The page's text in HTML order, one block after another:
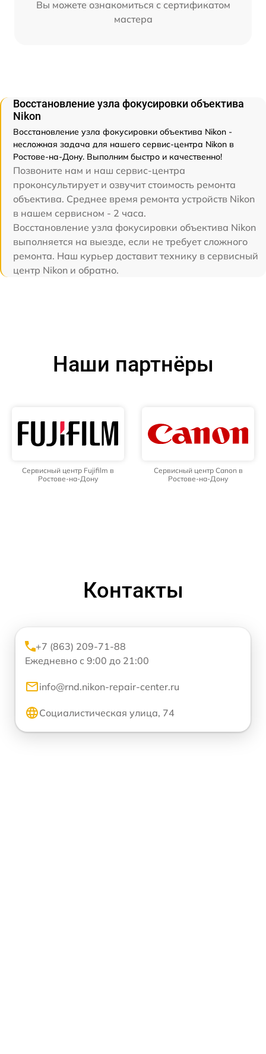
Вы можете ознакомиться с сертификатом
мастера
Восстановление узла фокусировки объектива
Nikon
Восстановление узла фокусировки объектива Nikon -
несложная задача для нашего сервис-центра Nikon в
Ростове-на-Дону. Выполним быстро и качественно!
Позвоните нам и наш сервис-центра
проконсультирует и озвучит стоимость ремонта
объектива. Среднее время ремонта устройств Nikon
в нашем сервисном - 2 часа.
Восстановление узла фокусировки объектива Nikon
выполняется на выезде, если не требует сложного
ремонта. Наш курьер доставит технику в сервисный
центр Nikon и обратно.
Наши партнёры
Сервисный центр Fujifilm в
Ростове-на-Дону
Сервисный центр Canon в
Ростове-на-Дону
Контакты
+7 (863) 209-71-88
Ежедневно с 9:00 до 21:00
info@rnd.nikon-repair-center.ru
Социалистическая улица, 74